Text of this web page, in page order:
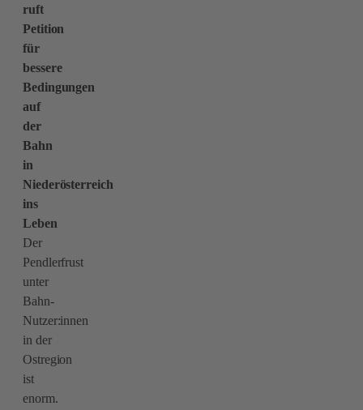
ruft
Petition
für
bessere
Bedingungen
auf
der
Bahn
in
Niederösterreich
ins
Leben
Der
Pendlerfrust
unter
Bahn-
Nutzer:innen
in der
Ostregion
ist
enorm.